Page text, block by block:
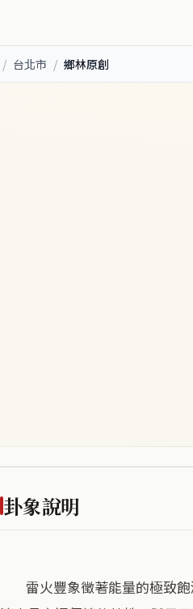
/ 台北市 / 鄉林原創
卦象說明